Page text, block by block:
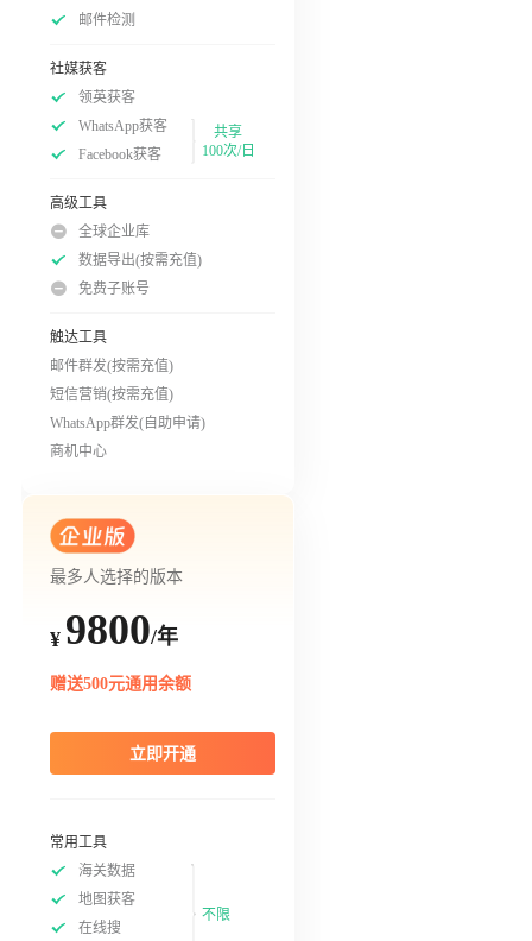
邮件检测
社媒获客
领英获客
WhatsApp获客
Facebook获客
共享
100次/日
高级工具
全球企业库
数据导出(按需充值)
免费子账号
触达工具
邮件群发(按需充值)
短信营销(按需充值)
WhatsApp群发(自助申请)
商机中心
最多人选择的版本
¥ 9800/年
赠送500元通用余额
立即开通
常用工具
海关数据
地图获客
在线搜
不限